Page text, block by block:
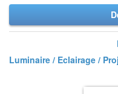
Luminaire / Eclairage /